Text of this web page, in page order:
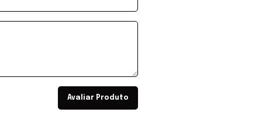
Avaliar Produto